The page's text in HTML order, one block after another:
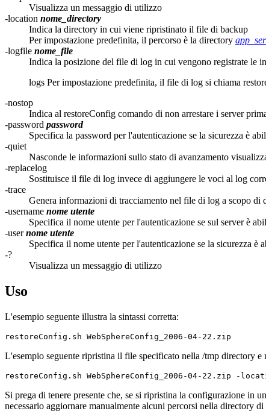
Visualizza un messaggio di utilizzo
-location nome_directory
Indica la directory in cui viene ripristinato il file di backup
Per impostazione predefinita, il percorso è la directory
-logfile nome_file
Indica la posizione del file di log in cui vengono registrate le
logs Per impostazione predefinita, il file di log si chiama
-nostop
Indica al restoreConfig comando di non arrestare i server
-password password
Specifica la password per l'autenticazione se la sicurezza è
-quiet
Nasconde le informazioni sullo stato di avanzamento
-replacelog
Sostituisce il file di log invece di aggiungere le voci al log
-trace
Genera informazioni di tracciamento nel file di log a scopo di
-username nome utente
Specifica il nome utente per l'autenticazione se sul server è
-user nome utente
Specifica il nome utente per l'autenticazione se la sicurezza
-?
Visualizza un messaggio di utilizzo
Uso
L'esempio seguente illustra la sintassi corretta:
restoreConfig.sh WebSphereConfig_2006-04-22.zip
L'esempio seguente ripristina il file specificato nella /tmp directory e
restoreConfig.sh WebSphereConfig_2006-04-22.zip -
Si prega di tenere presente che, se si ripristina la configurazione in
necessario aggiornare manualmente alcuni percorsi nella directory